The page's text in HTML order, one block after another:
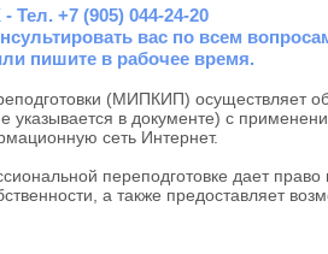
- Тел. +7 (905) 044-24-20
вас по всем
пишите в рабочее время.
(МИПКИП) осуществляет
в документе) с
сеть Интернет.
переподготовке дает
а также предоставляет